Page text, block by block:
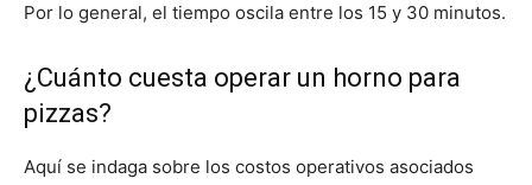
Por lo general, el tiempo oscila entre los 15 y 30 minutos.
¿Cuánto cuesta operar un horno para
pizzas?
Aquí se indaga sobre los costos operativos asociados